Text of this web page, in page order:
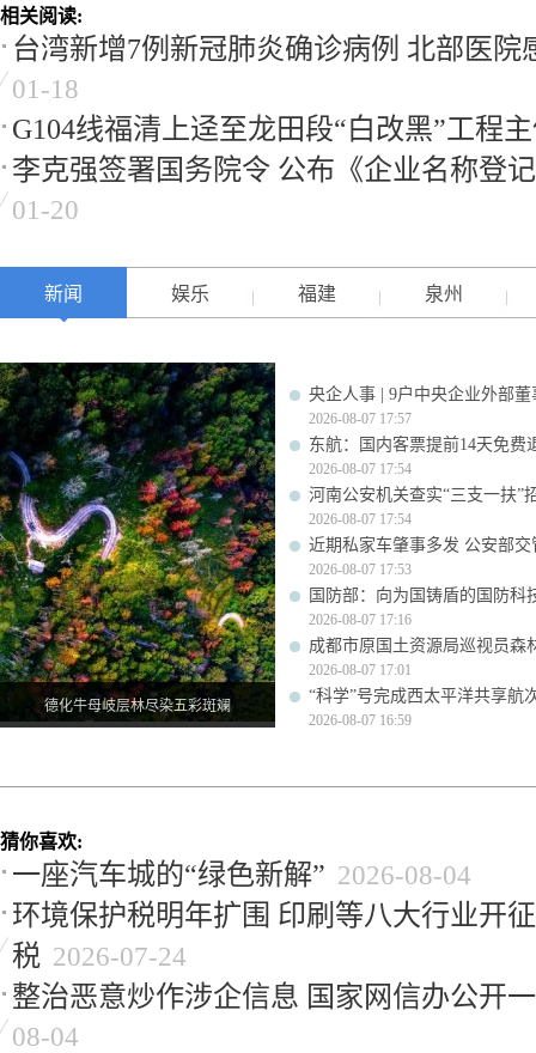
相关阅读:
台湾新增7例新冠肺炎确诊病例 北部医院
01-18
G104线福清上迳至龙田段“白改黑”工程
李克强签署国务院令 公布《企业名称登
01-20
新闻 娱乐 福建 泉州
德化牛母岐层林尽染五彩斑斓
央企人事 | 9户中央企业外部
2026-08-07 17:57
东航：国内客票提前14天免费
2026-08-07 17:54
河南公安机关查实“三支一扶”
2026-08-07 17:54
近期私家车肇事多发 公安部
2026-08-07 17:53
国防部：向为国铸盾的国防科
2026-08-07 17:16
成都市原国土资源局巡视员森
2026-08-07 17:01
“科学”号完成西太平洋共享航
2026-08-07 16:59
猜你喜欢:
一座汽车城的“绿色新解” 2026-08-04
环境保护税明年扩围 印刷等八大行业开
税 2026-07-24
整治恶意炒作涉企信息 国家网信办公开
08-04